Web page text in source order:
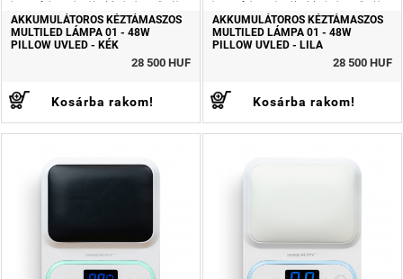
hanem fejlett technológiájával is kiemelkedik a
piacon.
AKKUMULÁTOROS KÉZTÁMASZOS
MULTILED LÁMPA 01 - 48W
PILLOW UVLED - KÉK
28 500 HUF
Kosárba rakom!
hanem fejlett technológiájával is kiemelkedik a
piacon.
AKKUMULÁTOROS KÉZTÁMASZOS
MULTILED LÁMPA 01 - 48W
PILLOW UVLED - LILA
28 500 HUF
Kosárba rakom!